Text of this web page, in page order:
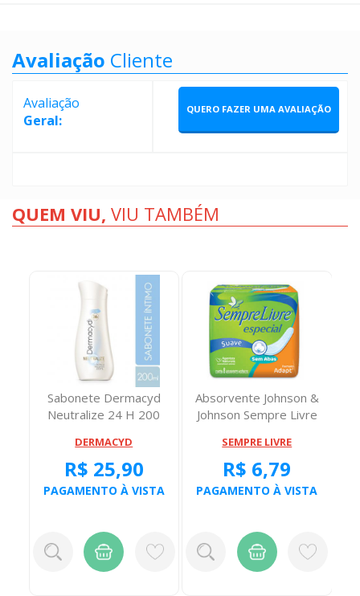
Avaliação Cliente
Avaliação
Geral:
QUERO FAZER UMA AVALIAÇÃO
QUEM VIU, VIU TAMBÉM
Sabonete Dermacyd
Neutralize 24 H 200
DERMACYD
R$ 25,90
PAGAMENTO À VISTA
Absorvente Johnson &
Johnson Sempre Livre
SEMPRE LIVRE
R$ 6,79
PAGAMENTO À VISTA